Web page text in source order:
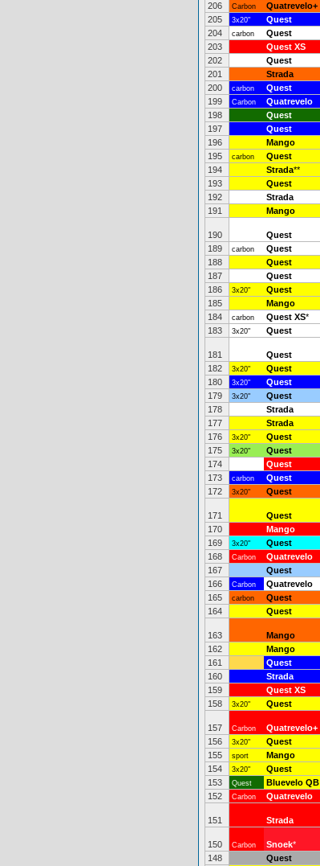
206
Carbon Quatrevelo+
205
3x20" Quest
204
carbon Quest
203
Quest XS
202
Quest
201
Strada
200
carbon Quest
199
Carbon Quatrevelo
198
Quest
197
Quest
196
Mango
195
carbon Quest
194
Strada**
193
Quest
192
Strada
191
Mango
190 Quest
189
carbon Quest
188
Quest
187
Quest
186
3x20" Quest
185
Mango
184
carbon Quest XS*
183
3x20" Quest
181 Quest
182
3x20" Quest
180
3x20" Quest
179
3x20" Quest
178
Strada
177
Strada
176
3x20" Quest
175
3x20" Quest
174
Quest
173
carbon Quest
172
3x20" Quest
171 Quest
170
Mango
169
3x20" Quest
168
Carbon Quatrevelo
167
Quest
166
Carbon Quatrevelo
165
carbon Quest
164
Quest
163 Mango
162
Mango
161
Quest
160
Strada
159
Quest XS
158
3x20" Quest
157 Carbon Quatrevelo+
156
3x20" Quest
155
sport Mango
154
3x20" Quest
153
Quest Bluevelo QB
152
Carbon Quatrevelo
151 Strada
150 Carbon Snoek*
148
Quest